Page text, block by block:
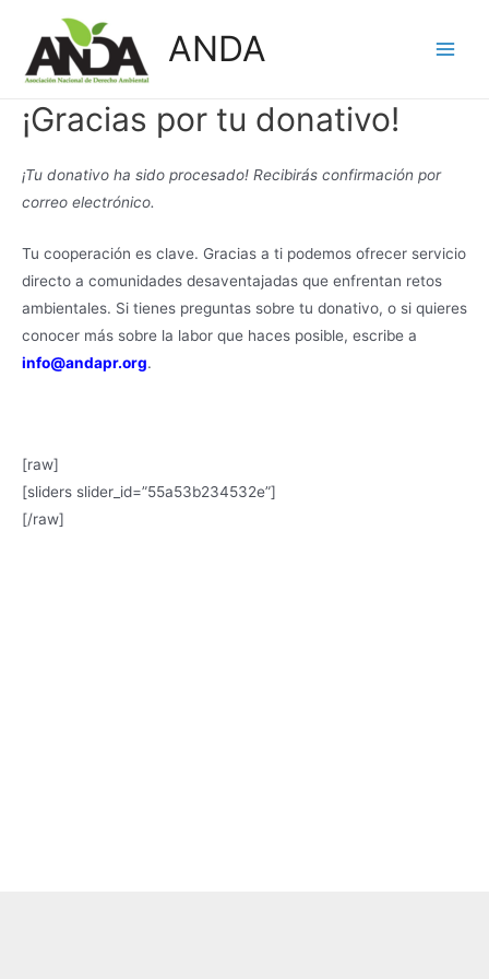
content
ANDA
¡Gracias por tu donativo!
¡Tu donativo ha sido procesado! Recibirás confirmación por
correo electrónico.
Tu cooperación es clave. Gracias a ti podemos ofrecer servicio
directo a comunidades desaventajadas que enfrentan retos
ambientales. Si tienes preguntas sobre tu donativo, o si quieres
conocer más sobre la labor que haces posible, escribe a
info@andapr.org.
[raw]
[sliders slider_id=”55a53b234532e”]
[/raw]